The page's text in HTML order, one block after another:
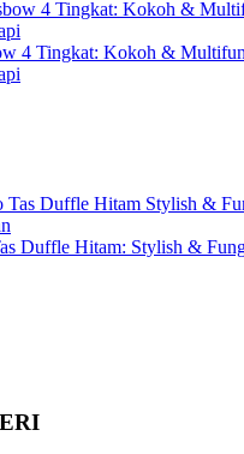
4 Tingkat: Kokoh &
Duffle Hitam: Stylish &